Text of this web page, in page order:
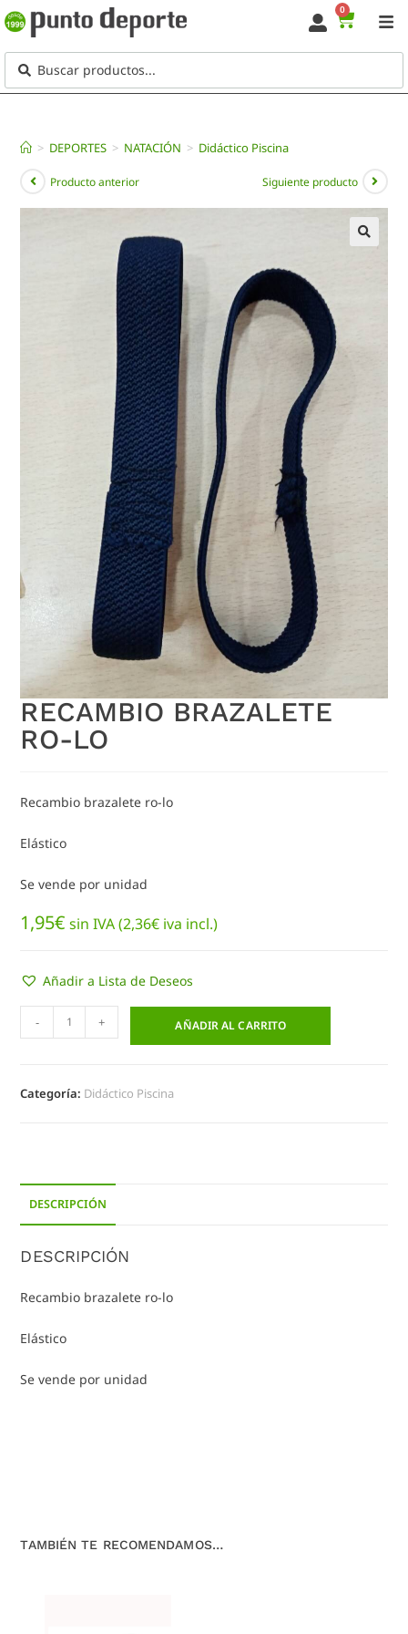
0
> DEPORTES > NATACIÓN > Didáctico Piscina
Producto anterior Siguiente producto
RECAMBIO BRAZALETE
RO-LO
Recambio brazalete ro-lo
Elástico
Se vende por unidad
1,95€ sin IVA (2,36€ iva incl.)
Añadir a Lista de Deseos
- + AÑADIR AL CARRITO
Categoría: Didáctico Piscina
DESCRIPCIÓN
DESCRIPCIÓN
Recambio brazalete ro-lo
Elástico
Se vende por unidad
TAMBIÉN TE RECOMENDAMOS…